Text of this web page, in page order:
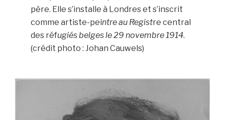
père. Elle s’installe à Londres et s’inscrit
comme artiste-peintre au Registre central
des réfugiés belges le 29 novembre 1914.
(crédit photo : Johan Cauwels)